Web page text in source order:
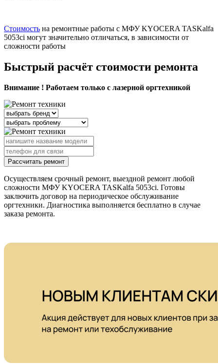
Стоимость на ремонтные работы с МФУ KYOCERA TASKalfa
5053ci могут значительно отличаться, в зависимости от
сложности работы
Быстрый расчёт стоимости ремонта
Внимание ! Работаем только с лазерной оргтехникой
Рассчитать ремонт
Осуществляем срочный ремонт, выездной ремонт любой
сложности МФУ KYOCERA TASKalfa 5053ci. Готовы
заключить договор на периодическое обслуживание
оргтехники. Диагностика выполняется бесплатно в случае
заказа ремонта.